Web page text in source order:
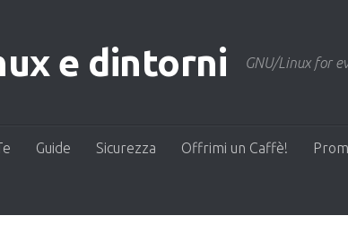
e dintorni GNU/Linux for
Guide Sicurezza Offrimi un Caffè!